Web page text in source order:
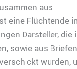
aus
eine Flüchtende
Darsteller, die
sowie aus
wurden,